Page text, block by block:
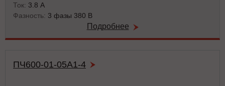
Ток: 3.8 А
Фазность: 3 фазы 380 В
Подробнее
ПЧ600-01-05А1-4